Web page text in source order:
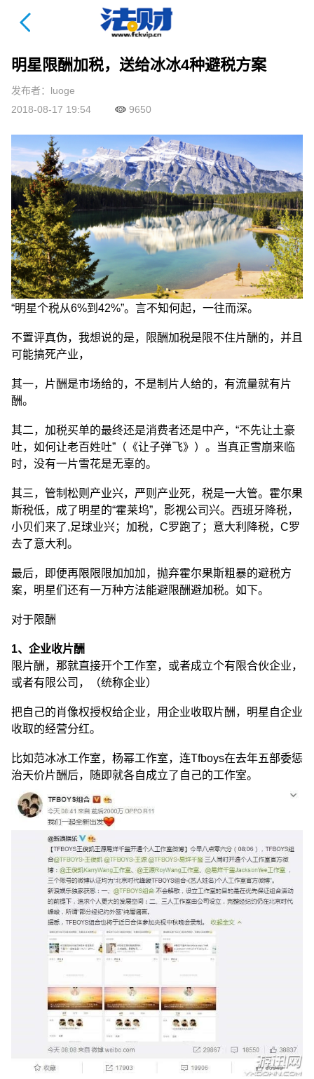
法财课详情页
明星限酬加税，送给冰冰4种避税方案
发布者：luoge
2018-08-17 19:54
9650
“明星个税从6%到42%”。言不知何起，一往而深。
不置评真伪，我想说的是，限酬加税是限不住片酬的，并且
可能搞死产业，
其一，片酬是市场给的，不是制片人给的，有流量就有片
酬。
其二，加税买单的最终还是消费者还是中产，“不先让土豪
吐，如何让老百姓吐”（《让子弹飞》）。当真正雪崩来临
时，没有一片雪花是无辜的。
其三，管制松则产业兴，严则产业死，税是一大管。霍尔果
斯税低，成了明星的“霍莱坞”，影视公司兴。西班牙降税，
小贝们来了,足球业兴；加税，C罗跑了；意大利降税，C罗
去了意大利。
最后，即便再限限限加加加，抛弃霍尔果斯粗暴的避税方
案，明星们还有一万种方法能避限酬避加税。如下。
对于限酬
1、企业收片酬
限片酬，那就直接开个工作室，或者成立个有限合伙企业，
或者有限公司，（统称企业）
把自己的肖像权授权给企业，用企业收取片酬，明星自企业
收取的经营分红。
比如范冰冰工作室，杨幂工作室，连Tfboys在去年五部委惩
治天价片酬后，随即就各自成立了自己的工作室。